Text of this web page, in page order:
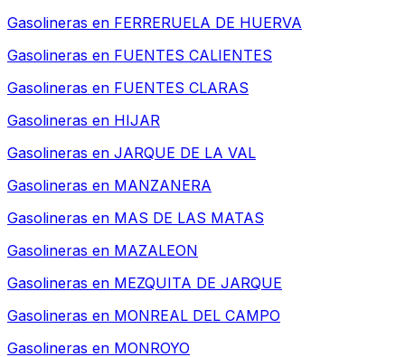
Gasolineras en FERRERUELA DE HUERVA
Gasolineras en FUENTES CALIENTES
Gasolineras en FUENTES CLARAS
Gasolineras en HIJAR
Gasolineras en JARQUE DE LA VAL
Gasolineras en MANZANERA
Gasolineras en MAS DE LAS MATAS
Gasolineras en MAZALEON
Gasolineras en MEZQUITA DE JARQUE
Gasolineras en MONREAL DEL CAMPO
Gasolineras en MONROYO